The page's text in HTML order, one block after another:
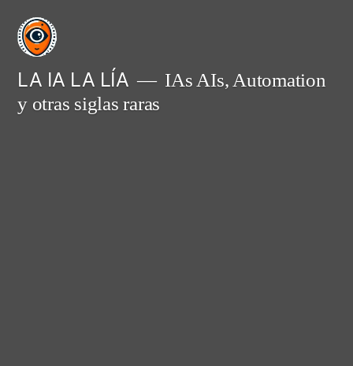
Saltar
contenido
LA IA LA LÍA
IAs AIs, Automation
y otras siglas raras